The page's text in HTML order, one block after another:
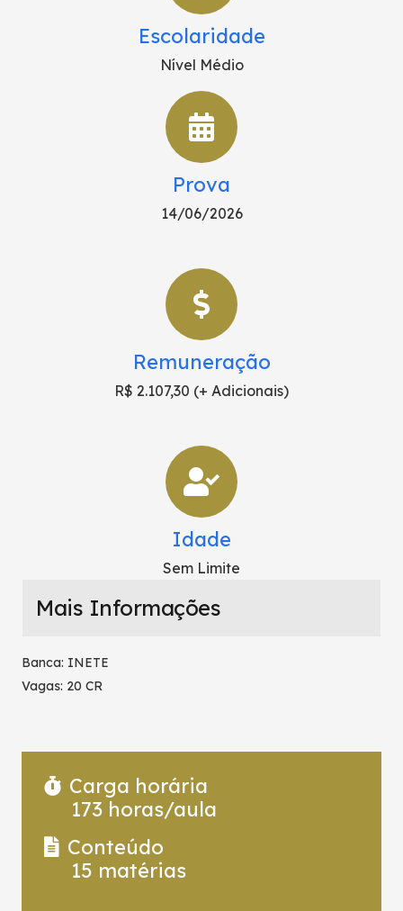
Escolaridade
Nível Médio
Prova
14/06/2026
Remuneração
R$ 2.107,30 (+ Adicionais)
Idade
Sem Limite
Mais Informações
Banca: INETE
Vagas: 20 CR
Carga horária
173 horas/aula
Conteúdo
15 matérias